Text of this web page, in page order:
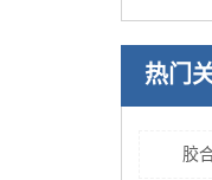
热门
胶